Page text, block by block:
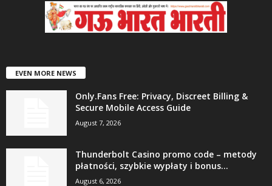
EVEN MORE NEWS
Only.Fans Free: Privacy, Discreet Billing &
Secure Mobile Access Guide
August 7, 2026
Thunderbolt Casino promo code – metody
płatności, szybkie wypłaty i bonus...
August 6, 2026